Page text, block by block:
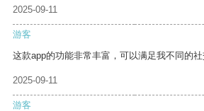
2025-09-11
游客
这款app的功能非常丰富，可以满足我不同的社
2025-09-11
游客